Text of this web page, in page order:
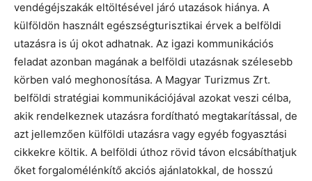
vendégéjszakák eltöltésével járó utazások hiánya. A
külföldön használt egészségturisztikai érvek a belföldi
utazásra is új okot adhatnak. Az igazi kommunikációs
feladat azonban magának a belföldi utazásnak szélesebb
körben való meghonosítása. A Magyar Turizmus Zrt.
belföldi stratégiai kommunikációjával azokat veszi célba,
akik rendelkeznek utazásra fordítható megtakarítással, de
azt jellemzően külföldi utazásra vagy egyéb fogyasztási
cikkekre költik. A belföldi úthoz rövid távon elcsábíthatjuk
őket forgalomélénkítő akciós ajánlatokkal, de hosszú